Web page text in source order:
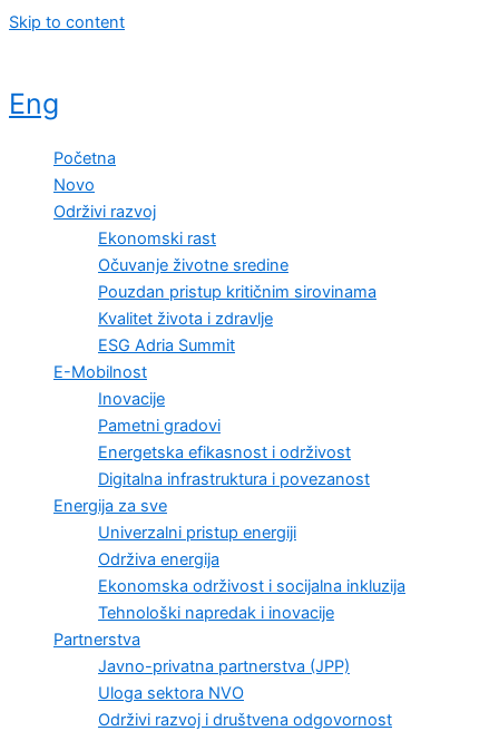
Skip to content
Eng
Početna
Novo
Održivi razvoj
Ekonomski rast
Očuvanje životne sredine
Pouzdan pristup kritičnim sirovinama
Kvalitet života i zdravlje
ESG Adria Summit
E-Mobilnost
Inovacije
Pametni gradovi
Energetska efikasnost i održivost
Digitalna infrastruktura i povezanost
Energija za sve
Univerzalni pristup energiji
Održiva energija
Ekonomska održivost i socijalna inkluzija
Tehnološki napredak i inovacije
Partnerstva
Javno-privatna partnerstva (JPP)
Uloga sektora NVO
Održivi razvoj i društvena odgovornost